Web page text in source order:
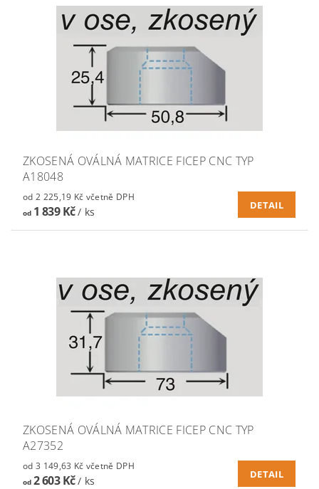
ZKOSENÁ OVÁLNÁ MATRICE FICEP CNC TYP
A18048
od 2 225,19 Kč včetně DPH
od1 839 Kč/ ks
DETAIL
ZKOSENÁ OVÁLNÁ MATRICE FICEP CNC TYP
A27352
od 3 149,63 Kč včetně DPH
od2 603 Kč/ ks
DETAIL